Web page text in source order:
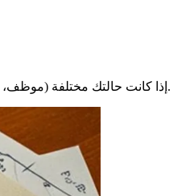
إذا كانت حالتك مختلفة (موظف، .